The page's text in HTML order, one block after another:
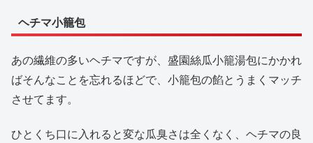
ヘチマ小籠包
あの繊維の多いヘチマですが、盛園絲瓜小籠湯包にかかれ
ばそんなことを忘れるほどで、小籠包の餡とうまくマッチ
させてます。
ひとくち口に入れると変な瓜臭さは全くなく、ヘチマの良